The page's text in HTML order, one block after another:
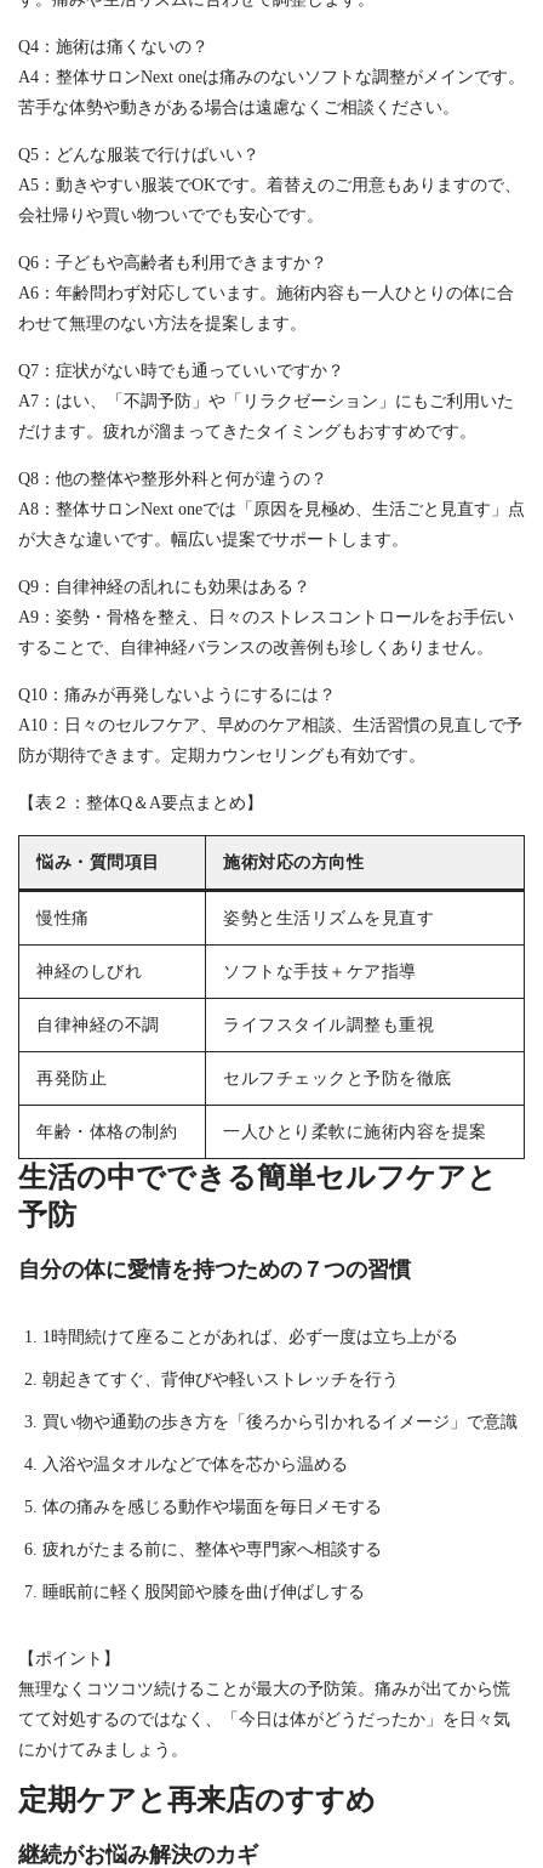
Q4：施術は痛くないの？
A4：整体サロンNext oneは痛みのないソフトな調整がメインです。
苦手な体勢や動きがある場合は遠慮なくご相談ください。
Q5：どんな服装で行けばいい？
A5：動きやすい服装でOKです。着替えのご用意もありますので、
会社帰りや買い物ついででも安心です。
Q6：子どもや高齢者も利用できますか？
A6：年齢問わず対応しています。施術内容も一人ひとりの体に合
わせて無理のない方法を提案します。
Q7：症状がない時でも通っていいですか？
A7：はい、「不調予防」や「リラクゼーション」にもご利用いた
だけます。疲れが溜まってきたタイミングもおすすめです。
Q8：他の整体や整形外科と何が違うの？
A8：整体サロンNext oneでは「原因を見極め、生活ごと見直す」点
が大きな違いです。幅広い提案でサポートします。
Q9：自律神経の乱れにも効果はある？
A9：姿勢・骨格を整え、日々のストレスコントロールをお手伝い
することで、自律神経バランスの改善例も珍しくありません。
Q10：痛みが再発しないようにするには？
A10：日々のセルフケア、早めのケア相談、生活習慣の見直しで予
防が期待できます。定期カウンセリングも有効です。
【表２：整体Q＆A要点まとめ】
悩み・質問項目 施術対応の方向性
慢性痛 姿勢と生活リズムを見直す
神経のしびれ ソフトな手技＋ケア指導
自律神経の不調 ライフスタイル調整も重視
再発防止 セルフチェックと予防を徹底
年齢・体格の制約 一人ひとり柔軟に施術内容を提案
生活の中でできる簡単セルフケアと
予防
自分の体に愛情を持つための７つの習慣
1時間続けて座ることがあれば、必ず一度は立ち上がる
朝起きてすぐ、背伸びや軽いストレッチを行う
買い物や通勤の歩き方を「後ろから引かれるイメージ」で意識
入浴や温タオルなどで体を芯から温める
体の痛みを感じる動作や場面を毎日メモする
疲れがたまる前に、整体や専門家へ相談する
睡眠前に軽く股関節や膝を曲げ伸ばしする
【ポイント】
無理なくコツコツ続けることが最大の予防策。痛みが出てから慌
てて対処するのではなく、「今日は体がどうだったか」を日々気
にかけてみましょう。
定期ケアと再来店のすすめ
継続がお悩み解決のカギ